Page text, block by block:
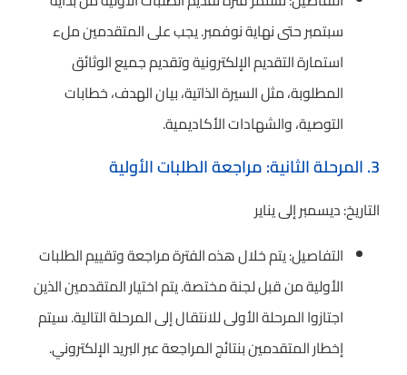
سبتمبر حتى نهاية نوفمبر. يجب على المتقدمين ملء
استمارة التقديم الإلكترونية وتقديم جميع الوثائق
المطلوبة، مثل السيرة الذاتية، بيان الهدف، خطابات
التوصية، والشهادات الأكاديمية.
3. المرحلة الثانية: مراجعة الطلبات الأولية
التاريخ: ديسمبر إلى يناير
التفاصيل: يتم خلال هذه الفترة مراجعة وتقييم الطلبات
الأولية من قبل لجنة مختصة. يتم اختيار المتقدمين الذين
اجتازوا المرحلة الأولى للانتقال إلى المرحلة التالية. سيتم
إخطار المتقدمين بنتائج المراجعة عبر البريد الإلكتروني.